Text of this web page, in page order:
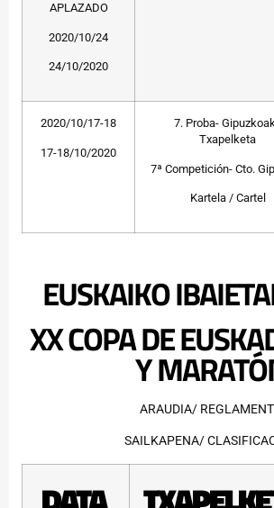
APLAZADO
2020/10/24
24/10/2020
2020/10/17-18
17-18/10/2020
7. Proba-
Txapelketa
7ª Competición- Cto.
Kartela / Cartel
EUSKAIKO
XX COPA DE
Y
ARAUDIA/
SAILKAPENA/